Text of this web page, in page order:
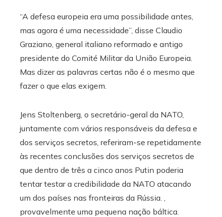
“A defesa europeia era uma possibilidade antes,
mas agora é uma necessidade”, disse Claudio
Graziano, general italiano reformado e antigo
presidente do Comité Militar da União Europeia.
Mas dizer as palavras certas não é o mesmo que
fazer o que elas exigem.
Jens Stoltenberg, o secretário-geral da NATO,
juntamente com vários responsáveis ​​da defesa e
dos serviços secretos, referiram-se repetidamente
às recentes conclusões dos serviços secretos de
que dentro de três a cinco anos Putin poderia
tentar testar a credibilidade da NATO atacando
um dos países nas fronteiras da Rússia. ,
provavelmente uma pequena nação báltica.